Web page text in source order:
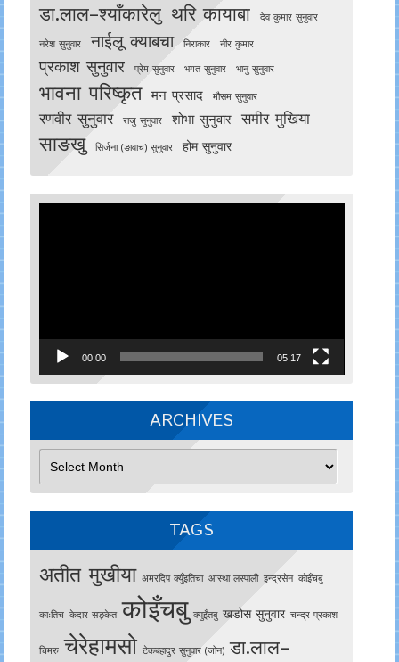
डा.लाल–श्याँकारेलु थरि कायाबा देव कुमार सुनुवार
नरेश सुनुवार नाईलू क्याबचा निराकार नीर कुमार
प्रकाश सुनुवार प्रेम सुनुवार भगत सुनुवार भानु सुनुवार
भावना परिष्कृत मन प्रसाद मौसम सुनुवार
रणवीर सुनुवार राजु सुनुवार शोभा सुनुवार समीर मुखिया
साङखु सिर्जना (ङावाच) सुनुवार होम सुनुवार
00:00 05:17
ARCHIVES
TAGS
अतीत मुखीया अमरदिप क्युँइतिचा आस्था लस्पाली इन्द्रसेन काेइँचबु
काःतिच केदार सङ्केत कोइँचबु क्युइँतबु खडोस सुनुवार चन्द्र प्रकाश
चिमरु चेरेहामसो टेकबहादुर सुनुवार (जोन) डा.लाल–